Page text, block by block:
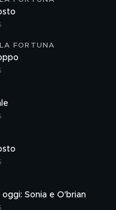
FORTUNA
oggi: Sonia e O'brian